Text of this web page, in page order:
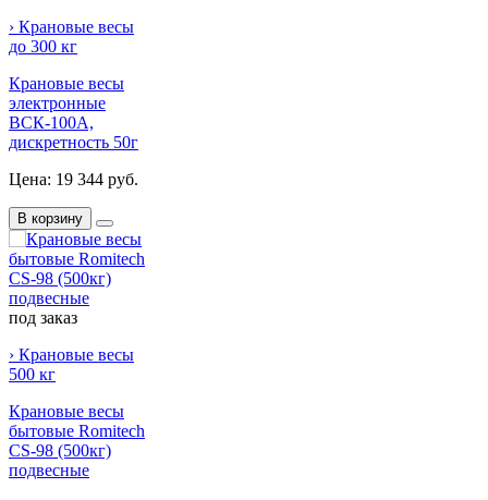
› Крановые весы
до 300 кг
Крановые весы
электронные
ВСК-100А,
дискретность 50г
Цена: 19 344 руб.
В корзину
под заказ
› Крановые весы
500 кг
Крановые весы
бытовые Romitech
CS-98 (500кг)
подвесные